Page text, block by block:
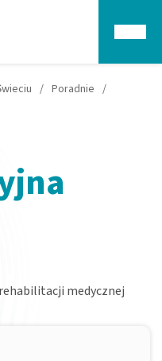
/ Poradnie /
medycznej